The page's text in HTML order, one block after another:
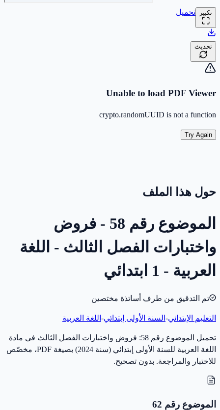
تكبير تحميل
تحديث
Unable to load PDF Viewer
crypto.randomUUID is not a function
Try Again
حول هذا الملف
الموضوع رقم 58 - فروض
واختبارات الفصل الثالث - اللغة
العربية - 1 ابتدائي
تم التدقيق من طرف أساتذة مختصين
التعليم الإبتدائي- السنة الأولى إبتدائي- اللغة العربية
تحميل الموضوع رقم 58: فروض واختبارات الفصل الثالث في مادة
اللغة العربية للسنة الأولى إبتدائي (سنة 2024) بصيغة PDF، مخصّص
للاختبار والمراجعة. بدون تصحيح.
الموضوع رقم 62